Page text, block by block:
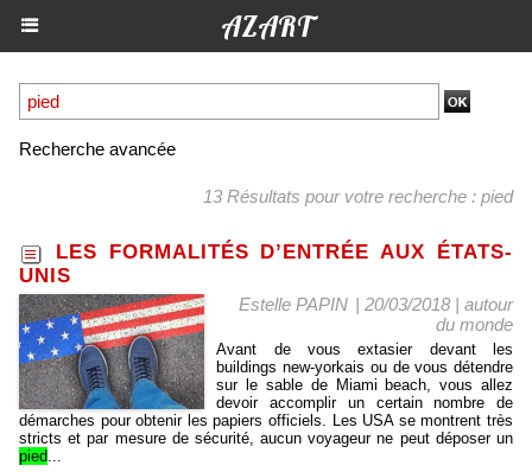
AZART
Recherche avancée
13 Résultats pour votre recherche : pied
LES FORMALITÉS D’ENTRÉE AUX ÉTATS-
UNIS
Estelle PAPIN | 20/03/2018 | autour
du monde
Avant de vous extasier devant les
buildings new-yorkais ou de vous détendre
sur le sable de Miami beach, vous allez
devoir accomplir un certain nombre de
démarches pour obtenir les papiers officiels. Les USA se montrent très
stricts et par mesure de sécurité, aucun voyageur ne peut déposer un
pied...